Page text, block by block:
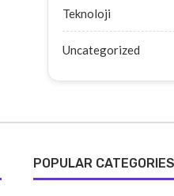
Teknoloji
Uncategorized
POPULAR CATEGORIES